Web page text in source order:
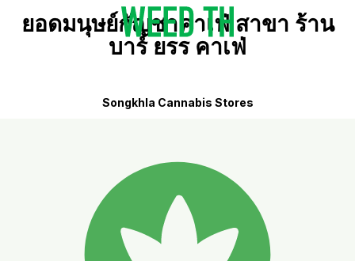
ยอดมนุษย์กัญชาคาเฟ่ สาขา ร้าน
บาร์ ยรร คาเฟ่
Songkhla Cannabis Stores